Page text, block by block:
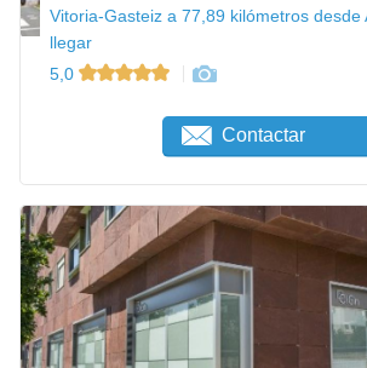
Vitoria-Gasteiz a 77,89 kilómetros desde
llegar
5,0
Contactar